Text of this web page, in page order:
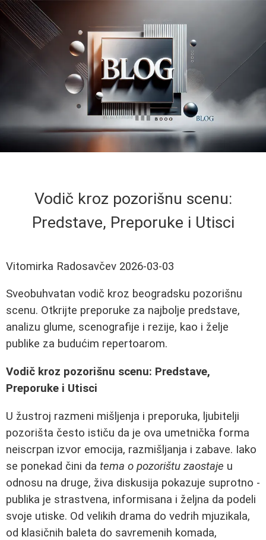
Vodič kroz pozorišnu scenu:
Predstave, Preporuke i Utisci
Vitomirka Radosavčev 2026-03-03
Sveobuhvatan vodič kroz beogradsku pozorišnu
scenu. Otkrijte preporuke za najbolje predstave,
analizu glume, scenografije i rezije, kao i želje
publike za budućim repertoarom.
Vodič kroz pozorišnu scenu: Predstave,
Preporuke i Utisci
U žustroj razmeni mišljenja i preporuka, ljubitelji
pozorišta često ističu da je ova umetnička forma
neiscrpan izvor emocija, razmišljanja i zabave. Iako
se ponekad čini da tema o pozorištu zaostaje u
odnosu na druge, živa diskusija pokazuje suprotno -
publika je strastvena, informisana i željna da podeli
svoje utiske. Od velikih drama do vedrih mjuzikala,
od klasičnih baleta do savremenih komada,